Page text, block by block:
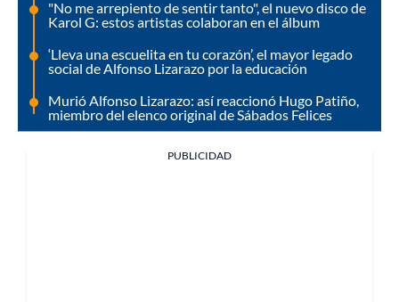
"No me arrepiento de sentir tanto", el nuevo disco de
Karol G: estos artistas colaboran en el álbum
‘Lleva una escuelita en tu corazón’, el mayor legado
social de Alfonso Lizarazo por la educación
Murió Alfonso Lizarazo: así reaccionó Hugo Patiño,
miembro del elenco original de Sábados Felices
PUBLICIDAD